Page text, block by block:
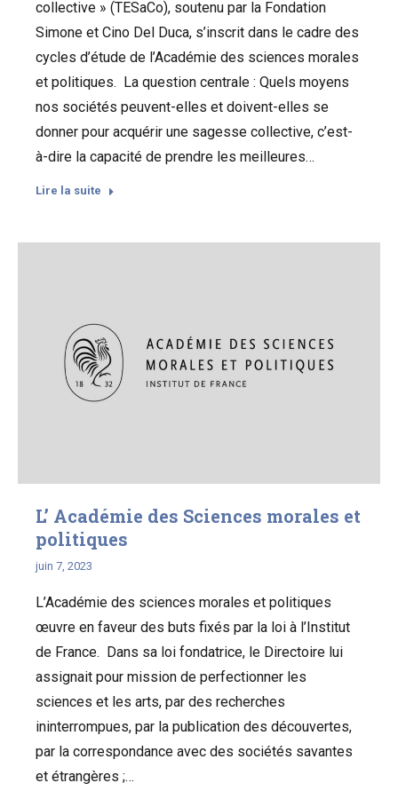
collective » (TESaCo), soutenu par la Fondation
Simone et Cino Del Duca, s’inscrit dans le cadre des
cycles d’étude de l’Académie des sciences morales
et politiques. La question centrale : Quels moyens
nos sociétés peuvent-elles et doivent-elles se
donner pour acquérir une sagesse collective, c’est-
à-dire la capacité de prendre les meilleures…
Lire la suite
L’ Académie des Sciences morales et
politiques
juin 7, 2023
L’Académie des sciences morales et politiques
œuvre en faveur des buts fixés par la loi à l’Institut
de France. Dans sa loi fondatrice, le Directoire lui
assignait pour mission de perfectionner les
sciences et les arts, par des recherches
ininterrompues, par la publication des découvertes,
par la correspondance avec des sociétés savantes
et étrangères ;…